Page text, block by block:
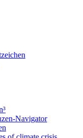
Navigator